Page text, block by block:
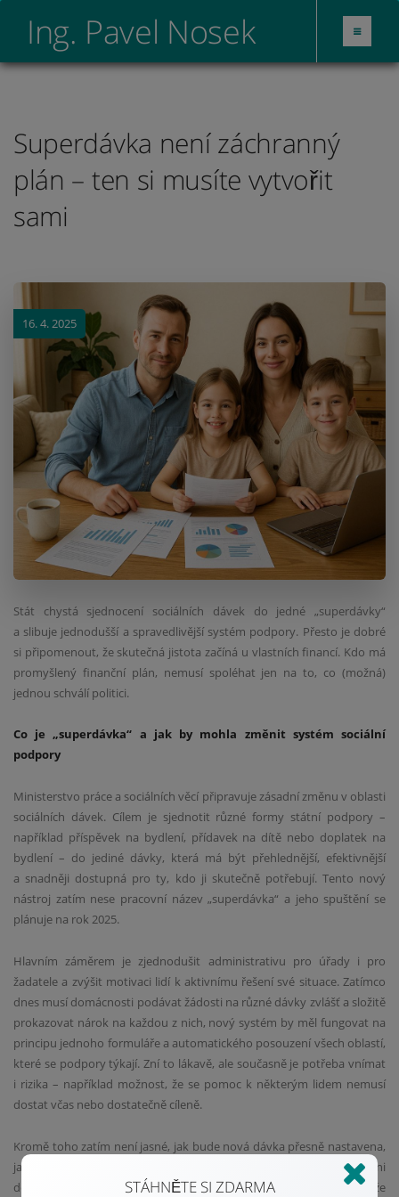
Ing. Pavel Nosek
Superdávka není záchranný
plán – ten si musíte vytvořit
sami
16. 4. 2025
Stát chystá sjednocení sociálních dávek do jedné „superdávky“
a slibuje jednodušší a spravedlivější systém podpory. Přesto je dobré
si připomenout, že skutečná jistota začíná u vlastních financí. Kdo má
promyšlený finanční plán, nemusí spoléhat jen na to, co (možná)
jednou schválí politici.
Co je „superdávka“ a jak by mohla změnit systém sociální
podpory
Ministerstvo práce a sociálních věcí připravuje zásadní změnu v oblasti
sociálních dávek. Cílem je sjednotit různé formy státní podpory –
například příspěvek na bydlení, přídavek na dítě nebo doplatek na
bydlení – do jediné dávky, která má být přehlednější, efektivnější
a snadněji dostupná pro ty, kdo ji skutečně potřebují. Tento nový
nástroj zatím nese pracovní název „superdávka“ a jeho spuštění se
plánuje na rok 2025.
Hlavním záměrem je zjednodušit administrativu pro úřady i pro
žadatele a zvýšit motivaci lidí k aktivnímu řešení své situace. Zatímco
dnes musí domácnosti podávat žádosti na různé dávky zvlášť a složitě
prokazovat nárok na každou z nich, nový systém by měl fungovat na
principu jednoho formuláře a automatického posouzení všech oblastí,
které se podpory týkají. Zní to lákavě, ale současně je potřeba vnímat
i rizika – například možnost, že se pomoc k některým lidem nemusí
dostat včas nebo dostatečně cíleně.
Kromě toho zatím není jasné, jak bude nová dávka přesně nastavena,
jaké budou podmínky pro její přiznání nebo kolik domácností na ni
dosáhne. Reforma je stále v jednání a konečná podoba se může
STÁHNĚTE SI ZDARMA